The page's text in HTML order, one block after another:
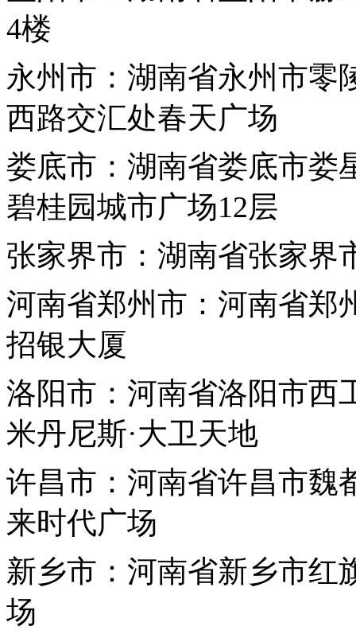
4楼
永州市：湖南省永州市零
西路交汇处春天广场
娄底市：湖南省娄底市娄
碧桂园城市广场12层
张家界市：湖南省张家界
河南省郑州市：河南省郑
招银大厦
洛阳市：河南省洛阳市西
米丹尼斯·大卫天地
许昌市：河南省许昌市魏
来时代广场
新乡市：河南省新乡市红
场